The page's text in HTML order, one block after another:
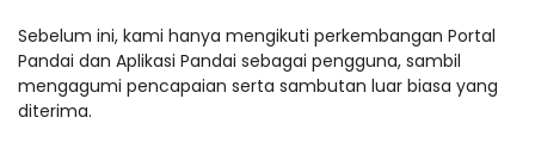
Sebelum ini, kami hanya mengikuti perkembangan Portal
Pandai dan Aplikasi Pandai sebagai pengguna, sambil
mengagumi pencapaian serta sambutan luar biasa yang
diterima.